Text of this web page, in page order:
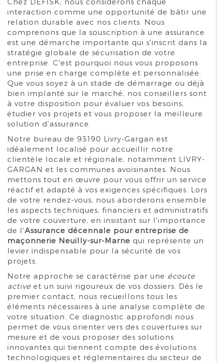
interaction comme une opportunité de bâtir une
relation durable avec nos clients. Nous
comprenons que la souscription à une assurance
est une démarche importante qui s'inscrit dans la
stratégie globale de sécurisation de votre
entreprise. C'est pourquoi nous vous proposons
une prise en charge complète et personnalisée.
Que vous soyez à un stade de démarrage ou déjà
bien implanté sur le marché, nos conseillers sont
à votre disposition pour évaluer vos besoins,
étudier vos projets et vous proposer la meilleure
solution d'assurance.
Notre bureau de 93190 Livry-Gargan est
idéalement localisé pour accueillir notre
clientèle locale et régionale, notamment LIVRY-
GARGAN et les communes avoisinantes. Nous
mettons tout en œuvre pour vous offrir un service
réactif et adapté à vos exigences spécifiques. Lors
de votre rendez-vous, nous aborderons ensemble
les aspects techniques, financiers et administratifs
de votre couverture, en insistant sur l'importance
de l'Assurance décennale pour entreprise de
maçonnerie Neuilly-sur-Marne qui représente un
levier indispensable pour la sécurité de vos
projets.
Notre approche se caractérise par une écoute
active et un suivi rigoureux de vos dossiers. Dès le
premier contact, nous recueillons tous les
éléments nécessaires à une analyse complète de
votre situation. Ce diagnostic approfondi nous
permet de vous orienter vers des couvertures sur
mesure et de vous proposer des solutions
innovantes qui tiennent compte des évolutions
technologiques et réglementaires du secteur de